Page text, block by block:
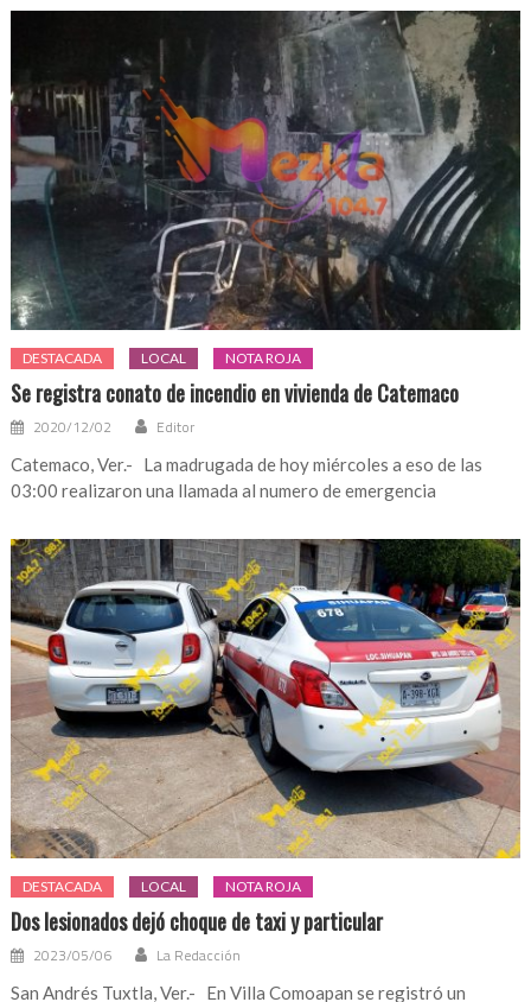
DESTACADA LOCAL NOTA ROJA
Se registra conato de incendio en vivienda de Catemaco
2020/12/02 Editor
Catemaco, Ver.- La madrugada de hoy miércoles a eso de las
03:00 realizaron una llamada al numero de emergencia
DESTACADA LOCAL NOTA ROJA
Dos lesionados dejó choque de taxi y particular
2023/05/06 La Redacción
San Andrés Tuxtla, Ver.- En Villa Comoapan se registró un